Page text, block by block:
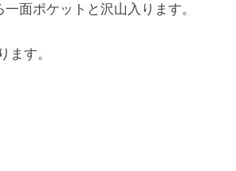
面ポケットと沢山入ります。
す。